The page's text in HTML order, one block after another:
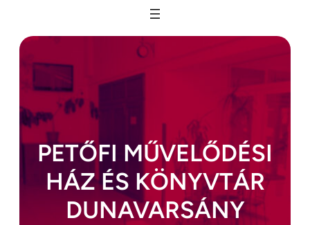
tartalomhoz
PETŐFI MŰVELŐDÉSI
HÁZ ÉS KÖNYVTÁR
DUNAVARSÁNY